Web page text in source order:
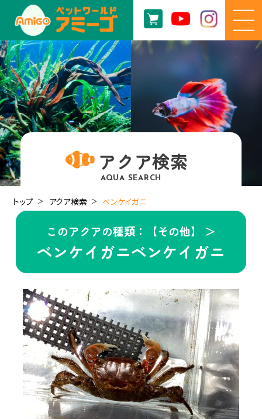
アクア検索
AQUA SEARCH
トップ アクア検索 ベンケイガニ
このアクアの種類：【その他】 ＞
ベンケイガニベンケイガニ